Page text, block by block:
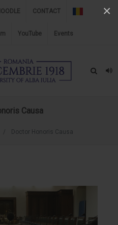
×
CONTACT
YouTube Events
Causa
Doctor Honoris Causa